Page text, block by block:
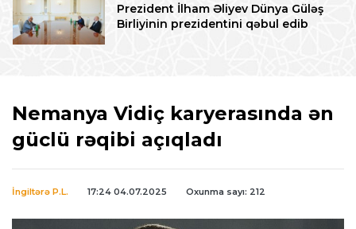
Prezident İlham Əliyev Dünya Güləş
Birliyinin prezidentini qəbul edib
Nemanya Vidiç karyerasında ən
güclü rəqibi açıqladı
İngiltərə P.L. 17:24 04.07.2025 Oxunma sayı: 212